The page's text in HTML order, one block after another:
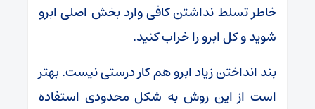
خاطر تسلط نداشتن کافی وارد بخش اصلی ابرو
شوید و کل ابرو را خراب کنید.
بند انداختن زیاد ابرو هم کار درستی نیست. بهتر
است از این روش به شکل محدودی استفاده